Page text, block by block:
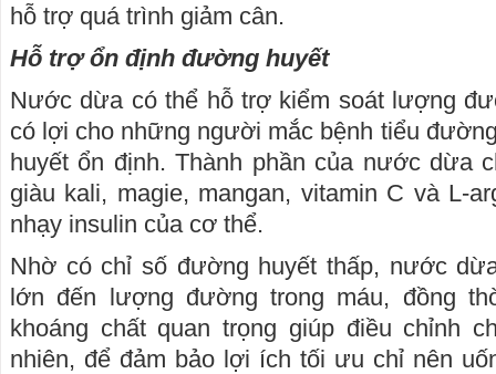
hỗ trợ quá trình giảm cân.
Hỗ trợ ổn định đường huyết
Nước dừa có thể hỗ trợ kiểm soát lượng
có lợi cho những người mắc bệnh tiểu
huyết ổn định. Thành phần của nước dừa
giàu kali, magie, mangan, vitamin C và L-
nhạy insulin của cơ thể.
Nhờ có chỉ số đường huyết thấp, nước
lớn đến lượng đường trong máu, đồng
khoáng chất quan trọng giúp điều chỉnh
nhiên, để đảm bảo lợi ích tối ưu chỉ nên